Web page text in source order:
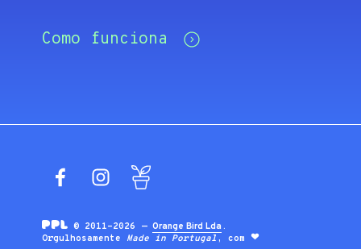
Como funciona
FacebookInstagram
© 2011-2026 —Orange Bird Lda .
Orgulhosamente Made in Portugal , com